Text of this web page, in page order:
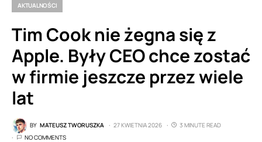
AKTUALNOŚCI
Tim Cook nie żegna się z
Apple. Były CEO chce zostać
w firmie jeszcze przez wiele
lat
BY MATEUSZ TWORUSZKA 27 KWIETNIA 2026
3 MINUTE READ
NO COMMENTS